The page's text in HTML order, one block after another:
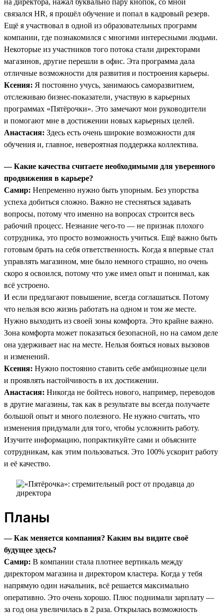
связался HR, я прошёл обучение и попал в кадровый резерв.
Ещё я участвовал в одной из образовательных программ
компании, где познакомился с многими интересными людьми.
Некоторые из участников того потока стали директорами
магазинов, другие перешли в офис. Эта программа дала
отличные возможности для развития и построения карьеры.
Ксения: Я постоянно учусь, занимаюсь саморазвитием,
отслеживаю бизнес-показатели, участвую в карьерных
программах «Пятёрочки». Это замечают мои руководители
и помогают мне в достижении новых карьерных целей.
Анастасия: Здесь есть очень широкие возможности для
обучения и, главное, невероятная поддержка коллектива.
— Какие качества считаете необходимыми для уверенного
продвижения в карьере?
Самир: Непременно нужно быть упорным. Без упорства
успеха добиться сложно. Важно не стесняться задавать
вопросы, потому что именно на вопросах строится весь
рабочий процесс. Незнание чего-то — не признак плохого
сотрудника, это просто возможность учиться. Ещё важно быть
готовым брать на себя ответственность. Когда я впервые стал
управлять магазином, мне было немного страшно, но очень
скоро я освоился, потому что уже имел опыт и понимал, как
всё устроено.
И если предлагают повышение, всегда соглашаться. Потому
что нельзя всю жизнь работать на одном и том же месте.
Нужно выходить из своей зоны комфорта. Это крайне важно.
Зона комфорта может показаться безопасной, но на самом деле
она удерживает нас на месте. Нельзя бояться новых вызовов
и изменений.
Ксения: Нужно постоянно ставить себе амбициозные цели
и проявлять настойчивость в их достижении.
Анастасия: Никогда не бойтесь нового, например, переводов
в другие магазины, так как в результате вы всегда получаете
большой опыт и много полезного. Не нужно считать, что
изменения придумали для того, чтобы усложнить работу.
Изучите информацию, попрактикуйте сами и объясните
сотрудникам, как этим пользоваться. Это 100% ускорит работу
и её качество.
Планы
— Как меняется компания? Каким вы видите своё
будущее здесь?
Самир: В компании стала плотнее вертикаль между
директором магазина и директором кластера. Когда у тебя
напрямую один начальник, всё решается максимально
оперативно. Это очень хорошо. Плюс поднимали зарплату —
за год она увеличилась в 2 раза. Открылась возможность